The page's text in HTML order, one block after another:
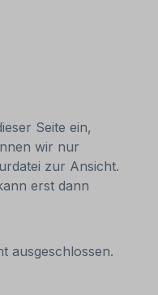
Seite ein,
wir nur
zur Ansicht.
erst dann
ausgeschlossen.